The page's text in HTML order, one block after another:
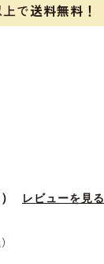
で送料無料！
レビューを見る